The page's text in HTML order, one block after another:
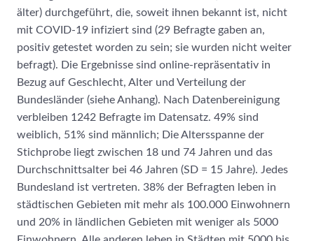
älter) durchgeführt, die, soweit ihnen bekannt ist, nicht
mit COVID-19 infiziert sind (29 Befragte gaben an,
positiv getestet worden zu sein; sie wurden nicht weiter
befragt). Die Ergebnisse sind online-repräsentativ in
Bezug auf Geschlecht, Alter und Verteilung der
Bundesländer (siehe Anhang). Nach Datenbereinigung
verbleiben 1242 Befragte im Datensatz. 49% sind
weiblich, 51% sind männlich; Die Altersspanne der
Stichprobe liegt zwischen 18 und 74 Jahren und das
Durchschnittsalter bei 46 Jahren (SD = 15 Jahre). Jedes
Bundesland ist vertreten. 38% der Befragten leben in
städtischen Gebieten mit mehr als 100.000 Einwohnern
und 20% in ländlichen Gebieten mit weniger als 5000